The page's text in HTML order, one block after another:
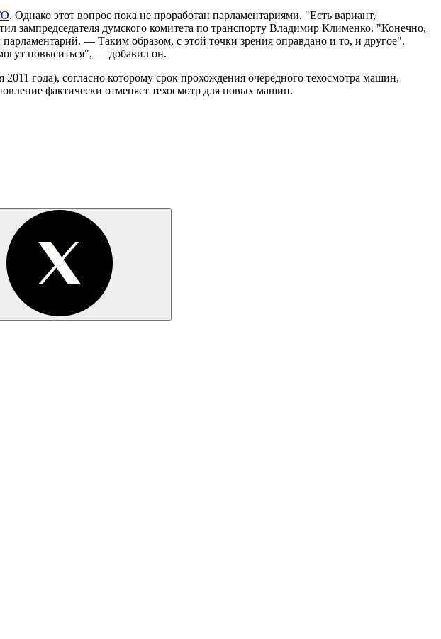
. Однако этот вопрос пока не проработан парламентариями. "Есть вариант,
зампредседателя думского комитета по транспорту Владимир Клименко. "Конечно,
— Таким образом, с этой точки зрения оправдано и то, и другое".
повыситься", — добавил он.
года), согласно которому срок прохождения очередного техосмотра машин,
фактически отменяет техосмотр для новых машин.